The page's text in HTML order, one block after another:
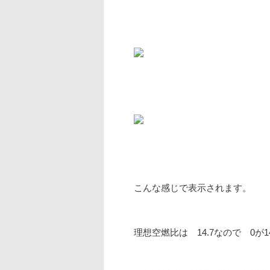
こんな感じで表示されます。
理想空燃比は 14.7なので 0が